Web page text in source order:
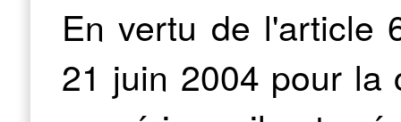
En vertu de l'article
21 juin 2004 pour la